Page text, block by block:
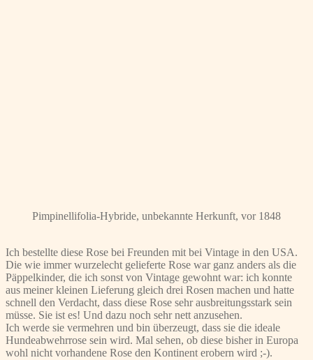
Pimpinellifolia-Hybride, unbekannte Herkunft, vor 1848
Ich bestellte diese Rose bei Freunden mit bei Vintage in den USA.
Die wie immer wurzelecht gelieferte Rose war ganz anders als die
Päppelkinder, die ich sonst von Vintage gewohnt war: ich konnte
aus meiner kleinen Lieferung gleich drei Rosen machen und hatte
schnell den Verdacht, dass diese Rose sehr ausbreitungsstark sein
müsse. Sie ist es! Und dazu noch sehr nett anzusehen.
Ich werde sie vermehren und bin überzeugt, dass sie die ideale
Hundeabwehrrose sein wird. Mal sehen, ob diese bisher in Europa
wohl nicht vorhandene Rose den Kontinent erobern wird ;-).